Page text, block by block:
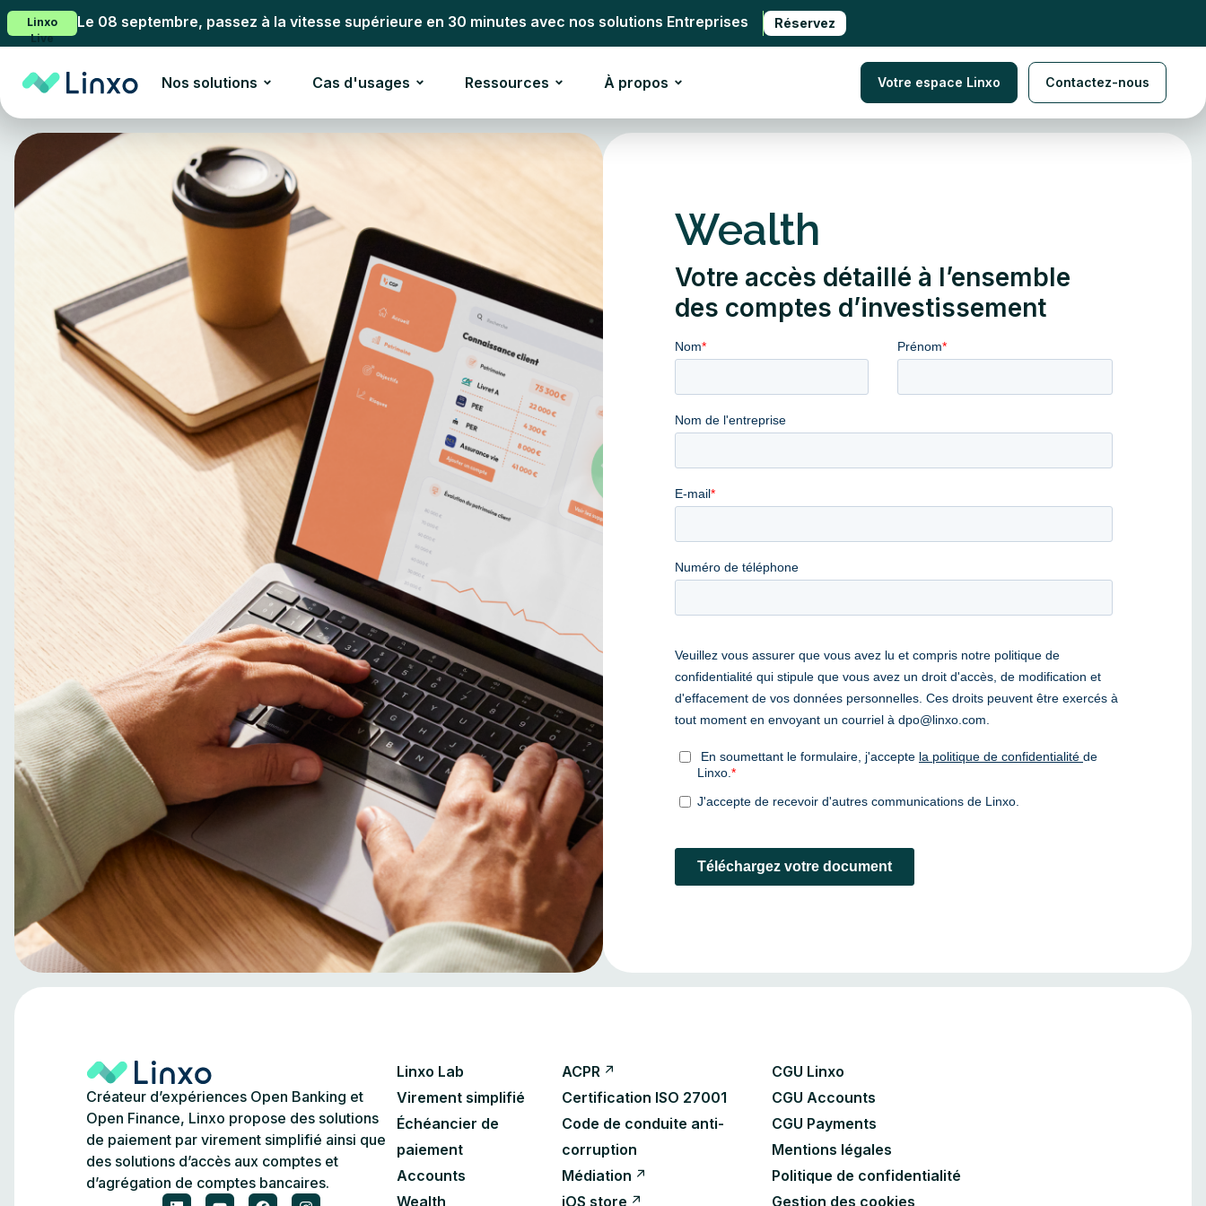
Linxo
Live
Le 08 septembre, passez à la vitesse supérieure en 30 minutes avec nos solutions Entreprises Réservez
Nos solutions Cas d'usages Ressources À propos Contactez-nous
Votre espace Linxo
Wealth
Votre accès détaillé à l’ensemble
des comptes d’investissement
Créateur d’expériences Open Banking et
Open Finance, Linxo propose des solutions
de paiement par virement simplifié ainsi que
des solutions d’accès aux comptes et
d’agrégation de comptes bancaires.
Linxo Lab
Virement simplifié
Échéancier de
paiement
Accounts
Wealth
ACPR
Certification ISO 27001
Code de conduite anti-
corruption
Médiation
iOS store
CGU Linxo
CGU Accounts
CGU Payments
Mentions légales
Politique de confidentialité
Gestion des cookies